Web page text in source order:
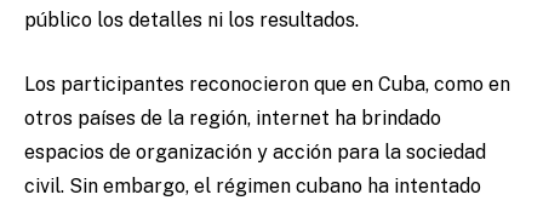
público los detalles ni los resultados.
Los participantes reconocieron que en Cuba, como en
otros países de la región, internet ha brindado
espacios de organización y acción para la sociedad
civil. Sin embargo, el régimen cubano ha intentado